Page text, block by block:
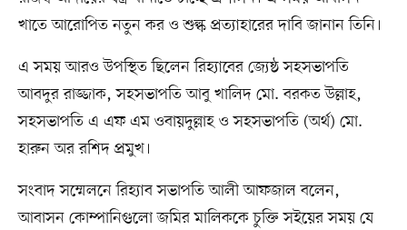
খাতে আরোপিত নতুন কর ও শুল্ক প্রত্যাহারের দাবি জানান তিনি।
এ সময় আরও উপস্থিত ছিলেন রিহ্যাবের জ্যেষ্ঠ সহসভাপতি
আবদুর রাজ্জাক, সহসভাপতি আবু খালিদ মো. বরকত উল্লাহ,
সহসভাপতি এ এফ এম ওবায়দুল্লাহ ও সহসভাপতি (অর্থ) মো.
হারুন অর রশিদ প্রমুখ।
সংবাদ সম্মেলনে রিহ্যাব সভাপতি আলী আফজাল বলেন,
আবাসন কোম্পানিগুলো জমির মালিককে চুক্তি সইয়ের সময় যে